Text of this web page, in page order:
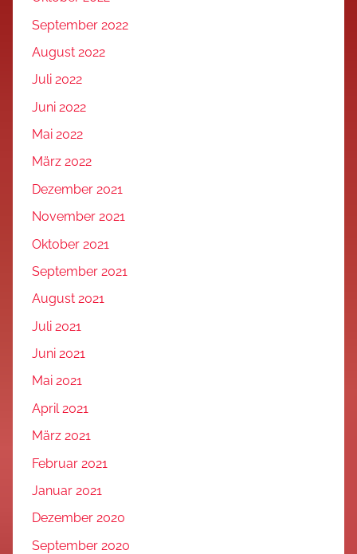
September 2022
August 2022
Juli 2022
Juni 2022
Mai 2022
März 2022
Dezember 2021
November 2021
Oktober 2021
September 2021
August 2021
Juli 2021
Juni 2021
Mai 2021
April 2021
März 2021
Februar 2021
Januar 2021
Dezember 2020
September 2020